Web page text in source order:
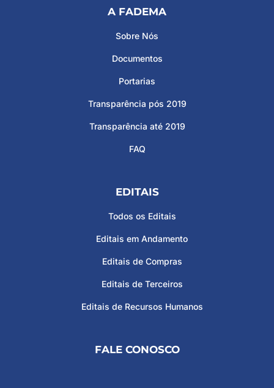
A FADEMA
Sobre Nós
Documentos
Portarias
Transparência pós 2019
Transparência até 2019
FAQ
EDITAIS
Todos os Editais
Editais em Andamento
Editais de Compras
Editais de Terceiros
Editais de Recursos Humanos
FALE CONOSCO